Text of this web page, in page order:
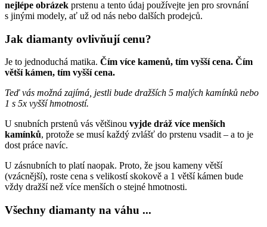
nejlépe obrázek prstenu a tento údaj používejte jen pro srovnání
s jinými modely, ať už od nás nebo dalších prodejců.
Jak diamanty ovlivňují cenu?
Je to jednoduchá matika. Čím více kamenů, tím vyšší cena. Čím
větší kámen, tím vyšší cena.
Teď vás možná zajímá, jestli bude dražších 5 malých kamínků nebo
1 s 5x vyšší hmotností.
U snubních prstenů vás většinou vyjde dráž více menších
kamínků, protože se musí každý zvlášť do prstenu vsadit – a to je
dost práce navíc.
U zásnubních to platí naopak. Proto, že jsou kameny větší
(vzácnější), roste cena s velikostí skokově a 1 větší kámen bude
vždy dražší než více menších o stejné hmotnosti.
Všechny diamanty na váhu ...